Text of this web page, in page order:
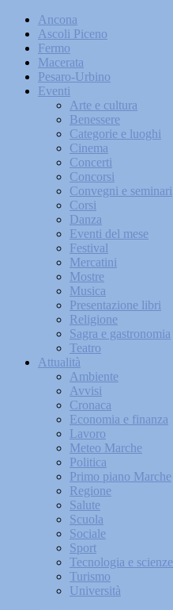
Ancona
Ascoli Piceno
Fermo
Macerata
Pesaro-Urbino
Eventi
Arte e cultura
Benessere
Categorie e luoghi
Cinema
Concerti
Concorsi
Convegni e seminari
Corsi
Danza
Eventi del mese
Festival
Mercatini
Mostre
Musica
Presentazione libri
Religione
Sagra e gastronomia
Teatro
Attualità
Ambiente
Avvisi
Cronaca
Economia e finanza
Lavoro
Meteo Marche
Politica
Primo piano Marche
Regione
Salute
Scuola
Sociale
Sport
Tecnologia e scienze
Turismo
Università